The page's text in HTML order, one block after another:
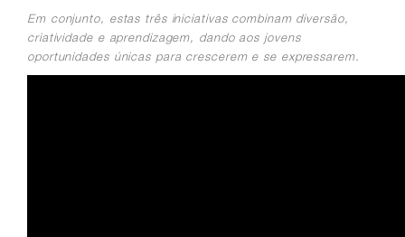
Em conjunto, estas três iniciativas combinam diversão,
criatividade e aprendizagem, dando aos jovens
oportunidades únicas para crescerem e se expressarem.